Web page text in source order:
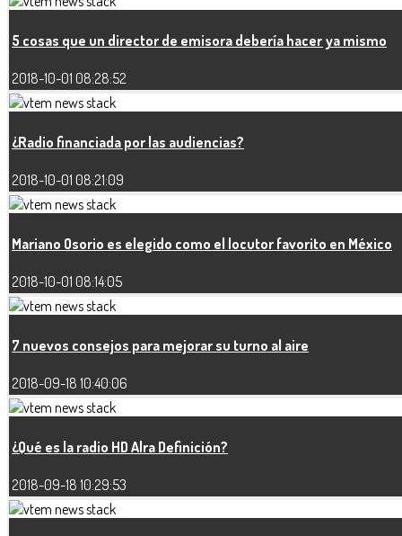
5 cosas que un director de emisora debería hacer ya mismo
2018-10-01 08:28:52
¿Radio financiada por las audiencias?
2018-10-01 08:21:09
Mariano Osorio es elegido como el locutor favorito en México
2018-10-01 08:14:05
7 nuevos consejos para mejorar su turno al aire
2018-09-18 10:40:06
¿Qué es la radio HD Alra Definición?
2018-09-18 10:29:53